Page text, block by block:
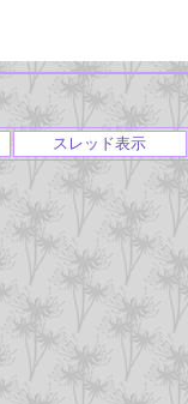
スレッド表示